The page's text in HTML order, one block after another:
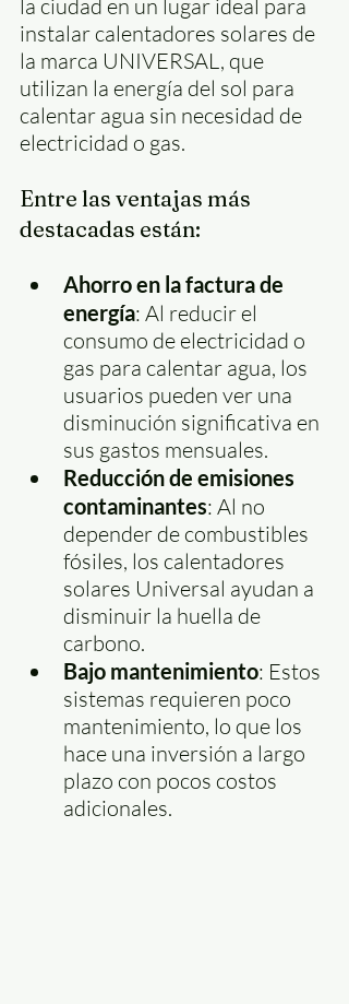
la ciudad en un lugar ideal para
instalar calentadores solares de
la marca UNIVERSAL, que
utilizan la energía del sol para
calentar agua sin necesidad de
electricidad o gas.
Entre las ventajas más
destacadas están:
Ahorro en la factura de
energía: Al reducir el
consumo de electricidad o
gas para calentar agua, los
usuarios pueden ver una
disminución significativa en
sus gastos mensuales.
Reducción de emisiones
contaminantes: Al no
depender de combustibles
fósiles, los calentadores
solares Universal ayudan a
disminuir la huella de
carbono.
Bajo mantenimiento: Estos
sistemas requieren poco
mantenimiento, lo que los
hace una inversión a largo
plazo con pocos costos
adicionales.